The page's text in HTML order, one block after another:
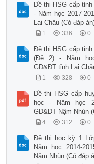
Đề thi HSG cấp
- Năm học 2017-
Lai Châu (Có đáp
1 336 0
Đề thi HSG cấp
(Đề 2) - Năm
GD&ĐT tỉnh Lai
1 328 0
Đề thi HSG cấp
học - Năm học
GD&ĐT Nậm Nhùn
4 312 0
Đề thi học kỳ 1
Năm học 2014-
Nậm Nhùn (Có đáp